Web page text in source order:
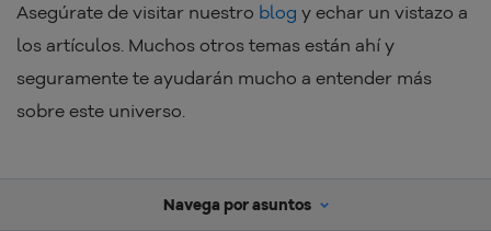
Asegúrate de visitar nuestro blog y echar un vistazo a
los artículos. Muchos otros temas están ahí y
seguramente te ayudarán mucho a entender más
sobre este universo.
Navega por asuntos